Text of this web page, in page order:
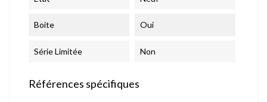
Boite Oui
Série Limitée Non
Références spécifiques